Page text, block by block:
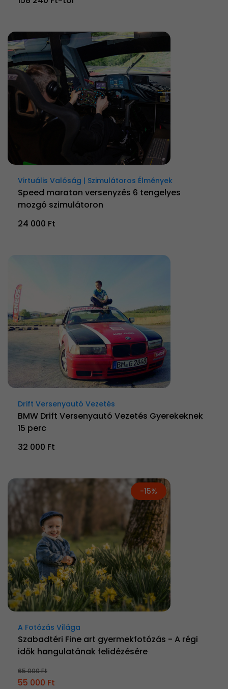
Virtuális Valóság | Szimulátoros Élmények
Speed maraton versenyzés 6 tengelyes
mozgó szimulátoron
24 000 Ft
Drift Versenyautó Vezetés
BMW Drift Versenyautó Vezetés Gyerekeknek
15 perc
32 000 Ft
-15%
A Fotózás Világa
Szabadtéri Fine art gyermekfotózás - A régi
idők hangulatának felidézésére
65 000 Ft
55 000 Ft